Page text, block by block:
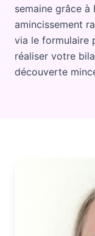
semaine grâce à
amincissement
via le formulaire
réaliser votre
découverte